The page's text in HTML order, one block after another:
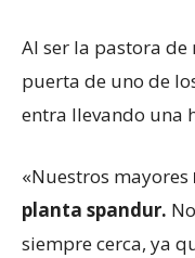
Al ser la pastora de
puerta de uno de
entra llevando una
«Nuestros mayores
planta spandur.
siempre cerca, ya